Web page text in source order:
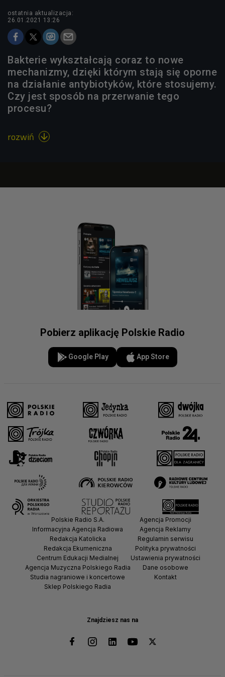
ostatnia aktualizacja:
26.01.2021 13:26
Bakterie wykształcają coraz to nowe
mechanizmy, dzięki którym stają się oporne
na działanie antybiotyków, które stosujemy.
Czy jest sposób na przerwanie tego
procesu?
rozwiń 
Pobierz aplikację Polskie Radio
Google Play App Store
Znajdziesz nas na
Polskie Radio S.A.
Informacyjna Agencja Radiowa
Redakcja Katolicka
Redakcja Ekumeniczna
Centrum Edukacji Medialnej
Agencja Muzyczna Polskiego Radia
Studia nagraniowe i koncertowe
Sklep Polskiego Radia
Agencja Promocji
Agencja Reklamy
Regulamin serwisu
Polityka prywatności
Ustawienia prywatności
Dane osobowe
Kontakt